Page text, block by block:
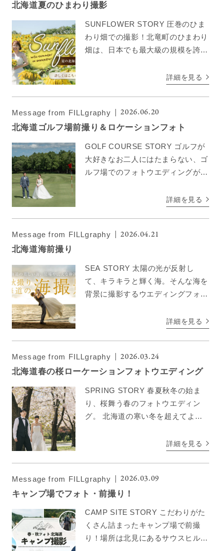
北海道夏のひまわり撮影
SUNFLOWER STORY 圧巻のひま
わり畑での撮影！北竜町のひまわり
畑は、日本でも最大級の規模を誇
がります。 青空とのコントラスト
詳細を見る
Message from FILLgraphy 2026.06.20
北海道ゴルフ場前撮り＆ロケーションフォト
GOLF COURSE STORY ゴルフが
大好きなお二人にはたまらない、ゴ
ルフ場でのフォトウエディングがお
ゴルフウエディング。北海道には綺
詳細を見る
Message from FILLgraphy 2026.04.21
北海道海前撮り
SEA STORY 太陽の光が反射し
て、キラキラと輝く海。そんな海を
背景に撮影するウエディングフォト
なってしまうような写真がきっと撮
詳細を見る
Message from FILLgraphy 2026.03.24
北海道春の桜ローケーションフォトウエディング
SPRING STORY 春夏秋冬の始ま
り、桜舞う春のフォトウエディン
グ。 北海道の寒い冬を超えてよう
になり 気分も上がって幸せな笑顔
詳細を見る
Message from FILLgraphy 2026.03.09
キャンプ場でフォト・前撮り！
CAMP SITE STORY こだわりがた
くさん詰まったキャンプ場で前撮
り！場所は北見にあるサウスヒルズ